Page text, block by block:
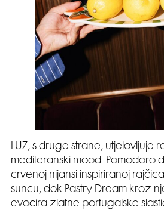
LUZ, s druge strane, utjelovljuje
mediteranski mood. Pomodoro
crvenoj nijansi inspiriranoj
suncu, dok Pastry Dream kroz
evocira zlatne portugalske